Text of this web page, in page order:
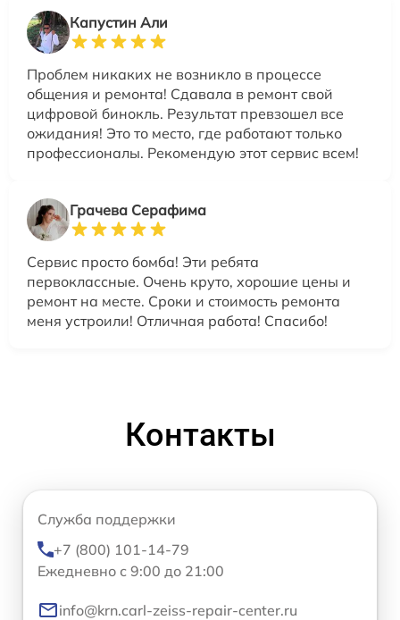
Капустин Али
Проблем никаких не возникло в процессе
общения и ремонта! Сдавала в ремонт свой
цифровой бинокль. Результат превзошел все
ожидания! Это то место, где работают только
профессионалы. Рекомендую этот сервис всем!
Грачева Серафима
Сервис просто бомба! Эти ребята
первоклассные. Очень круто, хорошие цены и
ремонт на месте. Сроки и стоимость ремонта
меня устроили! Отличная работа! Спасибо!
Контакты
Служба поддержки
+7 (800) 101-14-79
Ежедневно с 9:00 до 21:00
info@krn.carl-zeiss-repair-center.ru